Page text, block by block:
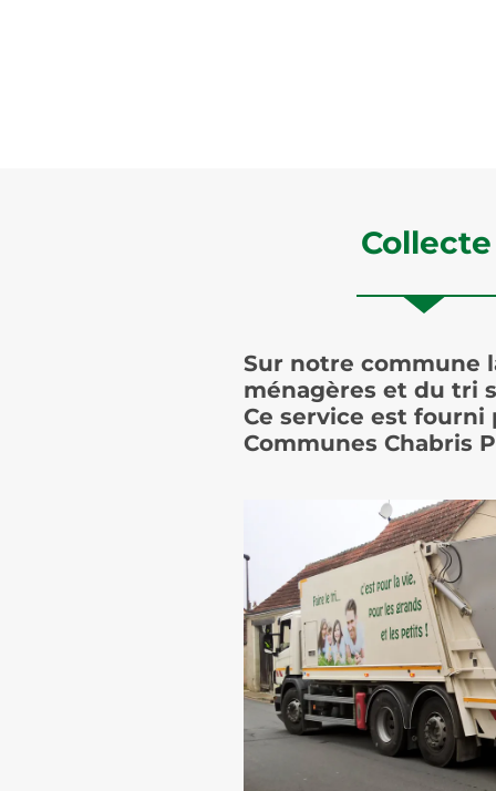
Sur notre commune
ménagères et du tri
Ce service est fourni
Communes Chabris